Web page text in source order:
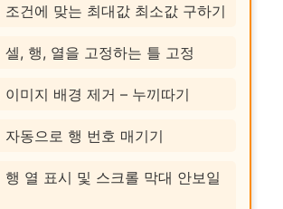
조건에 맞는 최대값 최소값 구하기
셀, 행, 열을 고정하는 틀 고정
이미지 배경 제거 – 누끼따기
자동으로 행 번호 매기기
행 열 표시 및 스크롤 막대 안보일